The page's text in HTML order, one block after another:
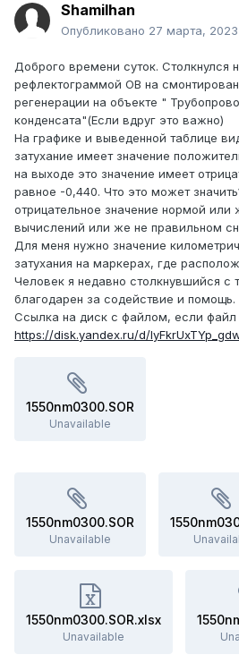
Shamilhan
Опубликовано 27 марта, 2023
Доброго времени суток. Столкнулся
рефлектограммой ОВ на
регенерации на объекте "
конденсата"(Если вдруг это важно)
На графике и выведенной таблице
затухание имеет значение
на выходе это значение имеет
равное -0,440. Что это может
отрицательное значение нормой
вычислений или же не правильном
Для меня нужно значение
затухания на маркерах, где
Человек я недавно столкнувшийся с
благодарен за содействие и помощь.
Ссылка на диск с файлом, если файл
https://disk.yandex.ru/d/
1550nm0300.SOR
Unavailable
1550nm0300.SOR
Unavailable
1550nm0300.SOR.xlsx
Unavailable